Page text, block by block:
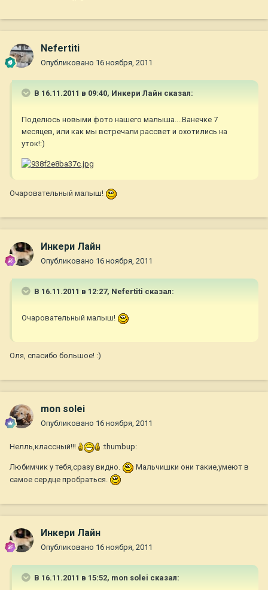
Nefertiti
Опубликовано 16 ноября, 2011
В 16.11.2011 в 09:40, Инкери Лайн сказал:
Поделюсь новыми фото нашего малыша....Ванечке 7
месяцев, или как мы встречали рассвет и охотились на
уток!:)
Очаровательный малыш!
Инкери Лайн
Опубликовано 16 ноября, 2011
В 16.11.2011 в 12:27, Nefertiti сказал:
Очаровательный малыш!
Оля, спасибо большое! :)
mon solei
Опубликовано 16 ноября, 2011
Нелль,классный!!! :thumbup:
Любимчик у тебя,сразу видно.
Мальчишки они такие,умеют в
самое сердце пробраться.
Инкери Лайн
Опубликовано 16 ноября, 2011
В 16.11.2011 в 15:52, mon solei сказал: